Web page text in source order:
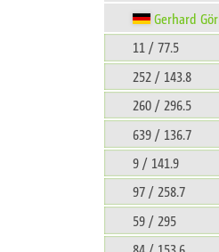
Gerhard
11 / 77.5
252 / 143.8
260 / 296.5
639 / 136.7
9 / 141.9
97 / 258.7
59 / 295